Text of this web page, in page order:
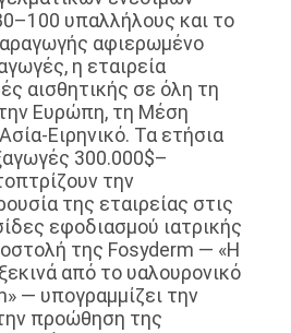
υπαλλήλους και το
αφιερωμένο
η εταιρεία
αισθητικής σε όλη τη
Ευρώπη, τη Μέση
Ειρηνικό. Τα ετήσια
300.000$–
την
της εταιρείας στις
εφοδιασμού ιατρικής
της Fosyderm — «Η
από το υαλουρονικό
— υπογραμμίζει την
προώθηση της